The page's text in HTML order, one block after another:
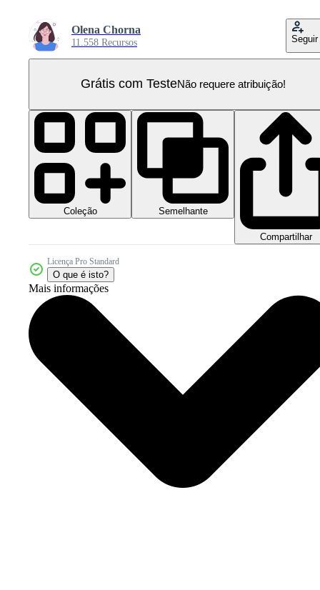
Olena Chorna
11.558 Recursos Seguir
Grátis com TesteNão requere atribuição!
Coleção Semelhante
Compartilhar
Licença Pro Standard
O que é isto?
Mais informações